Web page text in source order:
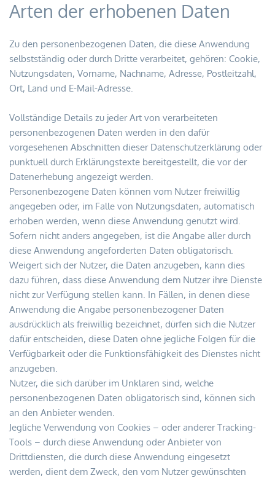
Arten der erhobenen Daten
Zu den personenbezogenen Daten, die diese Anwendung
selbstständig oder durch Dritte verarbeitet, gehören: Cookie,
Nutzungsdaten, Vorname, Nachname, Adresse, Postleitzahl,
Ort, Land und E-Mail-Adresse.
Vollständige Details zu jeder Art von verarbeiteten
personenbezogenen Daten werden in den dafür
vorgesehenen Abschnitten dieser Datenschutzerklärung oder
punktuell durch Erklärungstexte bereitgestellt, die vor der
Datenerhebung angezeigt werden.
Personenbezogene Daten können vom Nutzer freiwillig
angegeben oder, im Falle von Nutzungsdaten, automatisch
erhoben werden, wenn diese Anwendung genutzt wird.
Sofern nicht anders angegeben, ist die Angabe aller durch
diese Anwendung angeforderten Daten obligatorisch.
Weigert sich der Nutzer, die Daten anzugeben, kann dies
dazu führen, dass diese Anwendung dem Nutzer ihre Dienste
nicht zur Verfügung stellen kann. In Fällen, in denen diese
Anwendung die Angabe personenbezogener Daten
ausdrücklich als freiwillig bezeichnet, dürfen sich die Nutzer
dafür entscheiden, diese Daten ohne jegliche Folgen für die
Verfügbarkeit oder die Funktionsfähigkeit des Dienstes nicht
anzugeben.
Nutzer, die sich darüber im Unklaren sind, welche
personenbezogenen Daten obligatorisch sind, können sich
an den Anbieter wenden.
Jegliche Verwendung von Cookies – oder anderer Tracking-
Tools – durch diese Anwendung oder Anbieter von
Drittdiensten, die durch diese Anwendung eingesetzt
werden, dient dem Zweck, den vom Nutzer gewünschten